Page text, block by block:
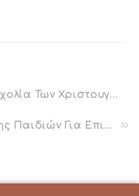
Η Κακή Διάθεση & Μελαγχολία Των Χριστουγέννων
Ενδυνάμωση Αυτοεκτίμησης Παιδιών Για Επιτυχία Στο Σχολείο & Τη Ζωή